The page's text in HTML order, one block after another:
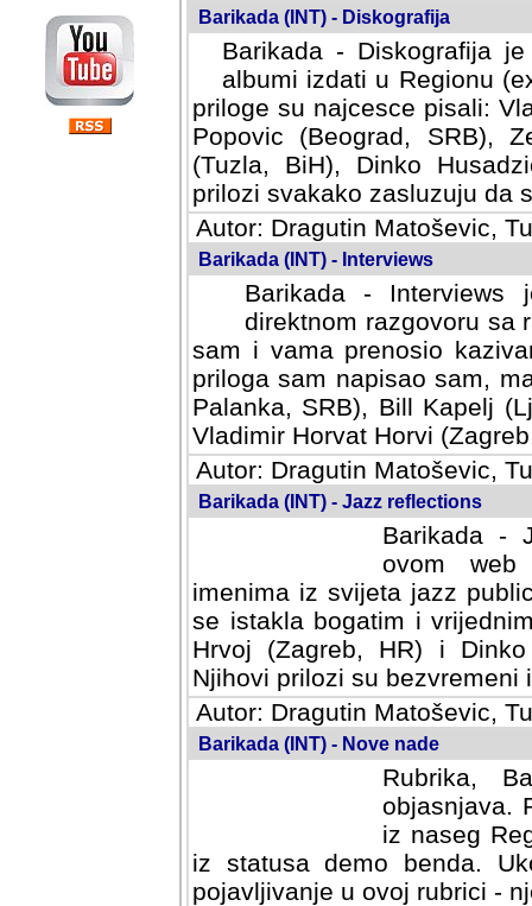
Barikada (INT) - Diskografija
Barikada - Diskografija
albumi izdati u Regionu
priloge su najcesce pisali:
Popovic (Beograd, SRB),
(Tuzla, BiH), Dinko
prilozi svakako zasluzuju da
Autor: Dragutin Matoševic,
Barikada (INT) - Interviews
Barikada -
direktnom razgovoru sa
sam i vama prenosio
priloga sam napisao sam,
Palanka, SRB), Bill Kapelj
Vladimir Horvat Horvi
Autor: Dragutin Matoševic,
Barikada (INT) - Jazz reflections
Barikada -
ovom web
imenima iz svijeta jazz
se istakla bogatim i
Hrvoj (Zagreb, HR) i
Njihovi prilozi su bezvremeni
Autor: Dragutin Matoševic,
Barikada (INT) - Nove nade
Rubrika,
objasnjava.
iz naseg
iz statusa demo benda.
pojavljivanje u ovoj rubrici -